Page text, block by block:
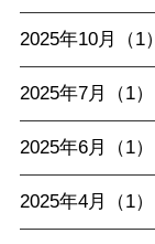
2025年10月（1）
2025年7月（1）
2025年6月（1）
2025年4月（1）